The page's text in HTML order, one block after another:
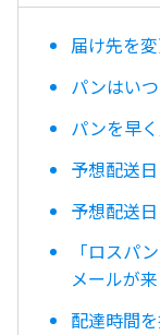
届け先を
パンはい
パンを早
予想配送
予想配送
「ロスパ
メールが
配達時間